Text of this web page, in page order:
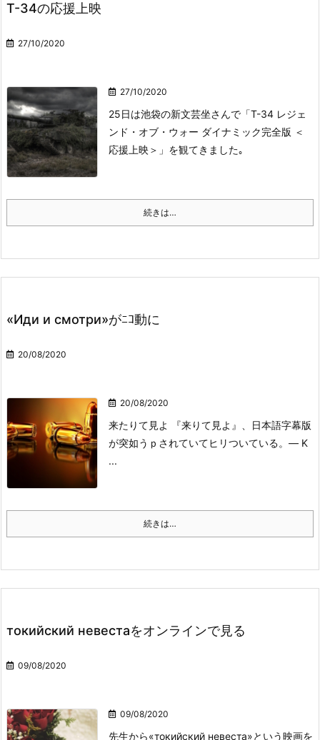
Т-34の応援上映
27/10/2020
27/10/2020
25日は池袋の新文芸坐さんで「T-34 レジェ
ンド・オブ・ウォー ダイナミック完全版 ＜
応援上映＞」を観てきました｡
続きは…
«Иди и смотри»がﾆｺ動に
20/08/2020
20/08/2020
来たりて見よ
『来りて見よ』、日本語字幕版
が突如うｐされていてヒリついている。 — K
...
続きは…
токийский невестаをオンラインで見る
09/08/2020
09/08/2020
先生から«токийский невеста»という映画を